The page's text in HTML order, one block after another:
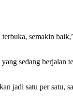
semakin
sedang
jadi satu per satu,